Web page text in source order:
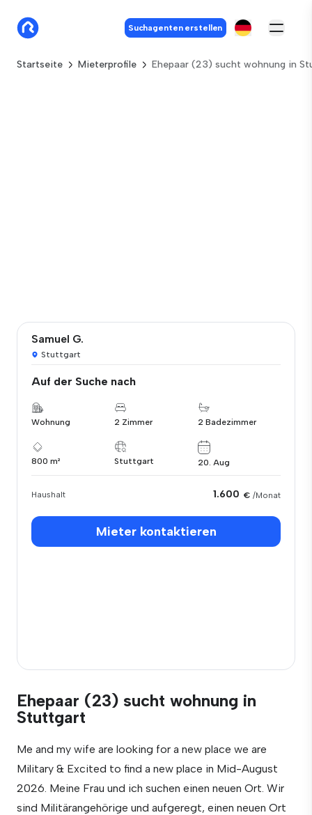
Suchagenten erstellen
Startseite Mieterprofile Ehepaar (23) sucht wohnung in
Samuel G.
Stuttgart
Auf der Suche nach
Wohnung 2 Zimmer 2 Badezimmer
800 m² Stuttgart 20. Aug
Haushalt 1.600 € /Monat
Mieter kontaktieren
Ehepaar (23) sucht wohnung in
Stuttgart
Me and my wife are looking for a new place we are
Military & Excited to find a new place in Mid-August
2026. Meine Frau und ich suchen einen neuen Ort. Wir
sind Militärangehörige und aufgeregt, einen neuen Ort